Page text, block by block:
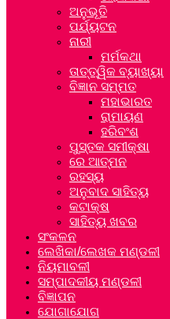
ଅନୁଭୂତି
ପର୍ଯ୍ୟଟନ
ନାରୀ
ମର୍ମକଥା
ତାତ୍ତ୍ୱିକ ବ୍ୟାଖ୍ୟା
ବିଜ୍ଞାନ ସମ୍ମତ
ମହାଭାରତ
ରାମାୟଣ
ହରିବଂଶ
ପୁସ୍ତକ ସମୀକ୍ଷା
ରେ ଆତ୍ମନ
ରହସ୍ୟ
ଅନୁବାଦ ସାହିତ୍ୟ
କଟାକ୍ଷ
ସାହିତ୍ୟ ଖବର
ସଂକଳନ
ଲେଖିକା/ଲେଖକ ମଣ୍ଡଳୀ
ନିୟମାବଳୀ
ସମ୍ପାଦକୀୟ ମଣ୍ଡଳୀ
ବିଜ୍ଞାପନ
ଯୋଗାଯୋଗ